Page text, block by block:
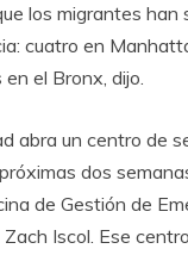
los migrantes han
cuatro en
el Bronx, dijo.
abra un centro de
dos
de Gestión de
Iscol. Ese